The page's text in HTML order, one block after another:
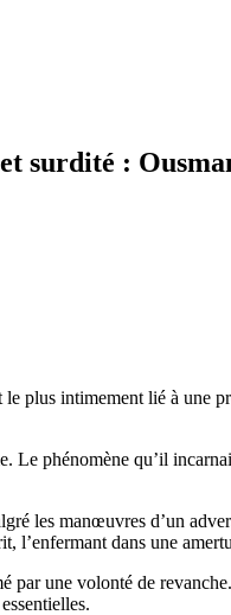
surdité :
plus intimement lié à une
phénomène qu’il
les manœuvres d’un
dans une
une volonté de